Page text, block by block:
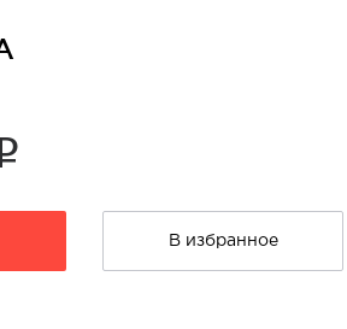
В избранное